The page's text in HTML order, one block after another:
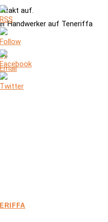
auf.
Handwerker auf Teneriffa